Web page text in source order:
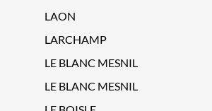
LAON
LARCHAMP
LE BLANC MESNIL
LE BLANC MESNIL